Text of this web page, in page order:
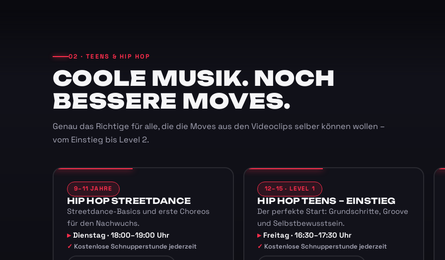
02 · TEENS & HIP HOP
COOLE MUSIK. NOCH
BESSERE MOVES.
Genau das Richtige für alle, die die Moves aus den Videoclips selber können wollen –
vom Einstieg bis Level 2.
9–11 JAHRE
HIP HOP STREETDANCE
Streetdance-Basics und erste Choreos
für den Nachwuchs.
Dienstag · 18:00–19:00 Uhr
Kostenlose Schnupperstunde jederzeit
12–15 · LEVEL 1
HIP HOP TEENS – EINSTIEG
Der perfekte Start: Grundschritte, Groove
und Selbstbewusstsein.
Freitag · 16:30–17:30 Uhr
Kostenlose Schnupperstunde jederzeit